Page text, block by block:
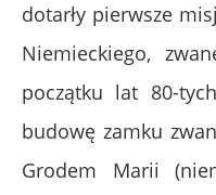
dotarły pierwsze
Niemieckiego,
początku lat 80-
budowę zamku
Grodem Marii